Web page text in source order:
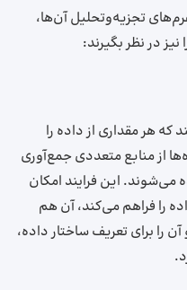
تجزیه‌وتحلیل آن‌ها،
در نظر بگیرند:
هر مقداری از داده را
از منابع متعددی جمع‌آوری
می‌شوند. این فرایند امکان
را فراهم می‌کند، آن ‌هم
را برای تعریف ساختار داده،